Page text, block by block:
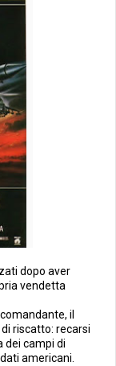
dopo aver
vendetta
il
riscatto: recarsi
dei campi di
americani.